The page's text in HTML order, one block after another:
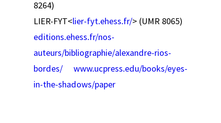
8264)
LIER-FYT<lier-fyt.ehess.fr/> (UMR 8065)
editions.ehess.fr/nos-
auteurs/bibliographie/alexandre-rios-
bordes/
www.ucpress.edu/books/eyes-
in-the-shadows/paper